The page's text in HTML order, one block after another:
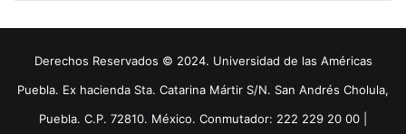
Derechos Reservados © 2024. Universidad de las Américas
Puebla. Ex hacienda Sta. Catarina Mártir S/N. San Andrés Cholula,
Puebla. C.P. 72810. México. Conmutador: 222 229 20 00 |